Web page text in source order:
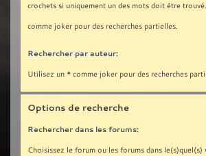
crochets si uniquement un des mots doit être
comme joker pour des recherches partielles.
Rechercher par auteur:
Utilisez un * comme joker pour des recherches
Options de recherche
Rechercher dans les forums:
Choisissez le forum ou les forums dans le(s)quel(s)